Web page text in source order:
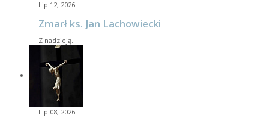
Lip 12, 2026
Zmarł ks. Jan Lachowiecki
Z nadzieją…
Lip 08, 2026